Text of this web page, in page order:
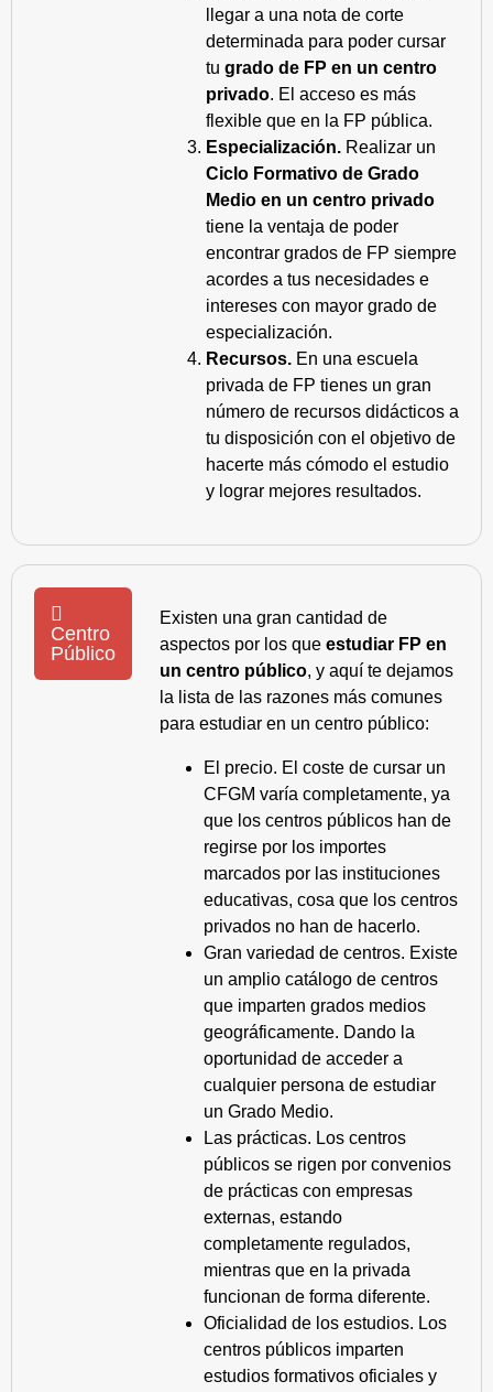
llegar a una nota de corte
determinada para poder cursar
tu grado de FP en un centro
privado. El acceso es más
flexible que en la FP pública.
Especialización. Realizar un
Ciclo Formativo de Grado
Medio en un centro privado
tiene la ventaja de poder
encontrar grados de FP siempre
acordes a tus necesidades e
intereses con mayor grado de
especialización.
Recursos. En una escuela
privada de FP tienes un gran
número de recursos didácticos a
tu disposición con el objetivo de
hacerte más cómodo el estudio
y lograr mejores resultados.
Centro
Público
Existen una gran cantidad de
aspectos por los que estudiar FP en
un centro público, y aquí te dejamos
la lista de las razones más comunes
para estudiar en un centro público:
El precio. El coste de cursar un
CFGM varía completamente, ya
que los centros públicos han de
regirse por los importes
marcados por las instituciones
educativas, cosa que los centros
privados no han de hacerlo.
Gran variedad de centros. Existe
un amplio catálogo de centros
que imparten grados medios
geográficamente. Dando la
oportunidad de acceder a
cualquier persona de estudiar
un Grado Medio.
Las prácticas. Los centros
públicos se rigen por convenios
de prácticas con empresas
externas, estando
completamente regulados,
mientras que en la privada
funcionan de forma diferente.
Oficialidad de los estudios. Los
centros públicos imparten
estudios formativos oficiales y